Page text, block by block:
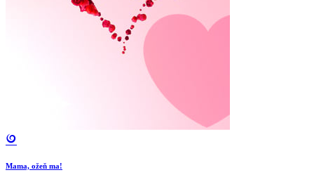
Mama, ožeň ma!